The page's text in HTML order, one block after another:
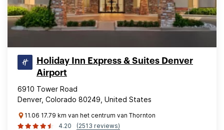
Holiday Inn Express & Suites Denver
Airport
6910 Tower Road
Denver, Colorado 80249, United States
11.06 17.79 km van het centrum van Thornton
4.20
(2513 reviews)